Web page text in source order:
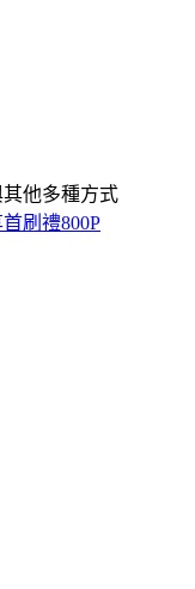
他多種方式
刷禮800P